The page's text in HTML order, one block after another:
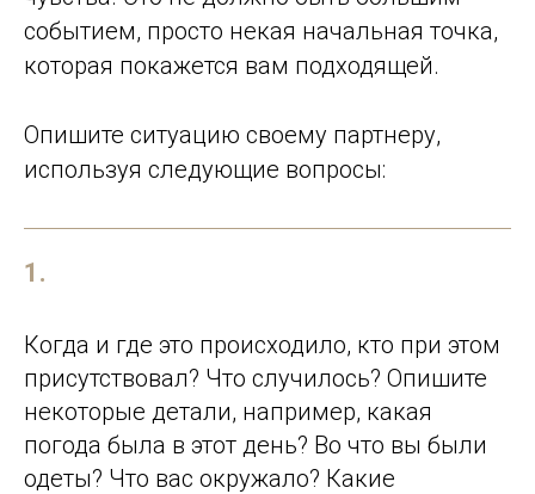
событием, просто некая начальная точка,
которая покажется вам подходящей.
Опишите ситуацию своему партнеру,
используя следующие вопросы:
1.
Когда и где это происходило, кто при этом
присутствовал? Что случилось? Опишите
некоторые детали, например, какая
погода была в этот день? Во что вы были
одеты? Что вас окружало? Какие